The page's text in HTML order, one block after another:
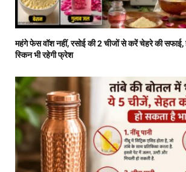
महंगे फेस वॉश नहीं, रसोई की 2 चीजों से करें चेहरे की
स्किन भी रहेगी फ्रेश